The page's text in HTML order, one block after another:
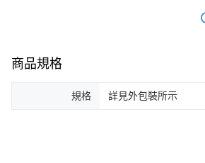
商品規格
規格 詳見外包裝所示